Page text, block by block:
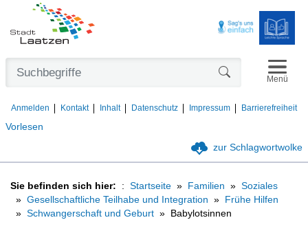
Vorlesen
Anmelden Kontakt Inhalt Datenschutz Impressum Barrierefreiheit
Menü
zur Schlagwortwolke
Sie befinden sich hier: Startseite Familien
Soziales
Gesellschaftliche Teilhabe und Integration
Frühe Hilfen
Schwangerschaft und Geburt
Babylotsinnen